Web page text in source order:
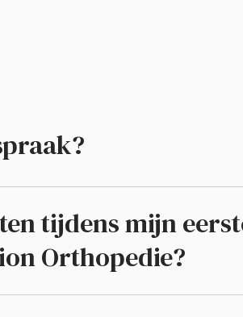
tijdens mijn
Orthopedie?